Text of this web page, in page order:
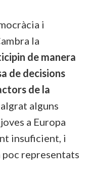
i
la
de manera
de decisions
de la
alguns
a Europa
insuficient, i
poc representats